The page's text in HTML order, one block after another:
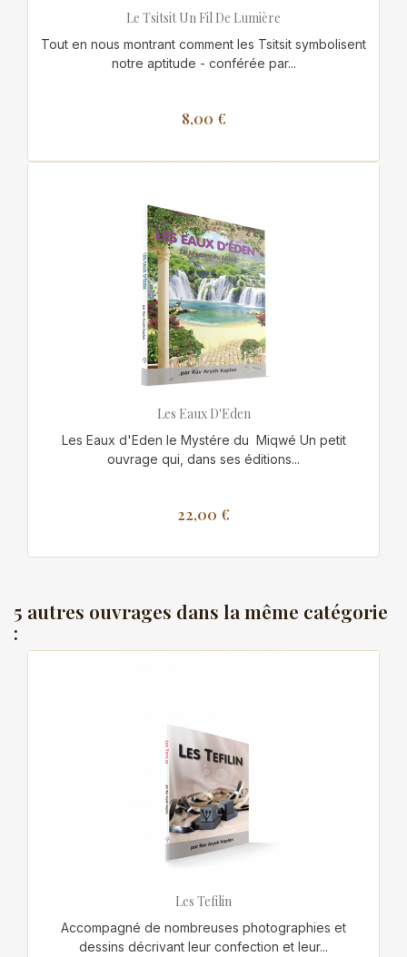
Le Tsitsit Un Fil De Lumière
Tout en nous montrant comment les Tsitsit symbolisent
notre aptitude - conférée par...
8,00 €
Les Eaux D'Eden
Les Eaux d'Eden le Mystére du Miqwé Un petit
ouvrage qui, dans ses éditions...
22,00 €
5 autres ouvrages dans la même catégorie
:
Les Tefilin
Accompagné de nombreuses photographies et
dessins décrivant leur confection et leur...